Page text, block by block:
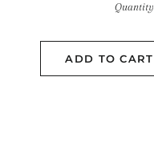
Quantity
ADD TO CART